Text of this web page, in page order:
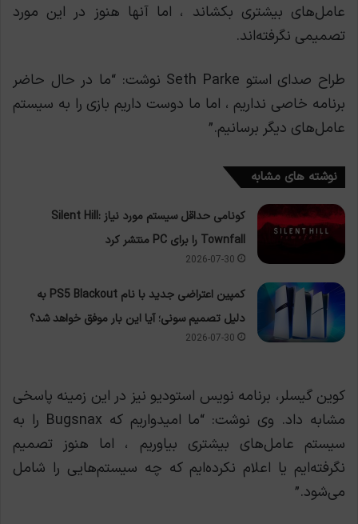
عامل‌های بیشتری بکشاند ، اما آنها هنوز در این مورد
تصمیمی نگرفته‌اند.
طراح صدای استو Seth Parke نوشت: “ما در حال حاضر
برنامه خاصی نداریم ، اما ما دوست داریم بازی را به سیستم
عامل‌های دیگر برسانیم.”
نوشته های مشابه
کونامی حداقل سیستم مورد نیاز Silent Hill:
Townfall را برای PC منتشر کرد
2026-07-30
کمپین اعتراضی جدید با نام PS5 Blackout به
دلیل تصمیم سونی؛ آیا این بار موفق خواهد شد؟
2026-07-30
کوین گیسلر، برنامه نویس استودیو نیز در این زمینه پاسخی
مشابه داد. وی نوشت: “ما امیدواریم که Bugsnax را به
سیستم عامل‌های بیشتری بیاوریم ، اما هنوز تصمیم
نگرفته‌ایم یا اعلام نکرده‌ایم که چه سیستم‌هایی را شامل
می‌شود.”